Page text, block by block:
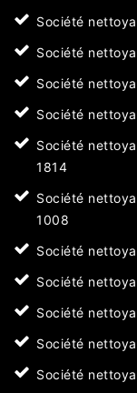
Société
Société
Société
Société
Société
1814
Société
1008
Société
Société
Société
Société
Société